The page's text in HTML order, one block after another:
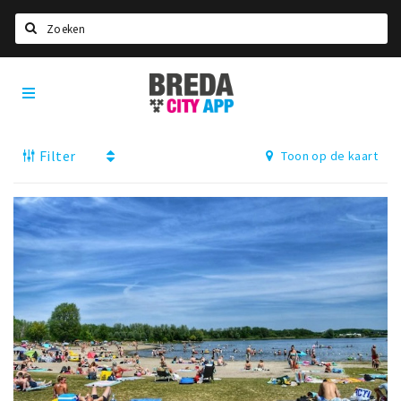
Home
Deals
Nieuws, interviews & blogs
Eten
Drinken
Slapen
Recreatief
Winkels
Breda
City
App
Filter Toon op de kaart